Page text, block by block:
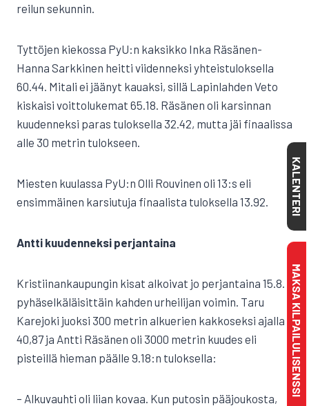
reilun sekunnin.
Tyttöjen kiekossa PyU:n kaksikko Inka Räsänen-
Hanna Sarkkinen heitti viidenneksi yhteistuloksella
60.44. Mitali ei jäänyt kauaksi, sillä Lapinlahden Veto
kiskaisi voittolukemat 65.18. Räsänen oli karsinnan
kuudenneksi paras tuloksella 32.42, mutta jäi finaalissa
alle 30 metrin tulokseen.
Miesten kuulassa PyU:n Olli Rouvinen oli 13:s eli
ensimmäinen karsiutuja finaalista tuloksella 13.92.
Antti kuudenneksi perjantaina
Kristiinankaupungin kisat alkoivat jo perjantaina 15.8.
pyhäselkäläisittäin kahden urheilijan voimin. Taru
Karejoki juoksi 300 metrin alkuerien kakkoseksi ajalla
40,87 ja Antti Räsänen oli 3000 metrin kuudes eli
pisteillä hieman päälle 9.18:n tuloksella:
– Alkuvauhti oli liian kovaa. Kun putosin pääjoukosta,
KALENTERI
MAKSA KILPAILULISENSSI